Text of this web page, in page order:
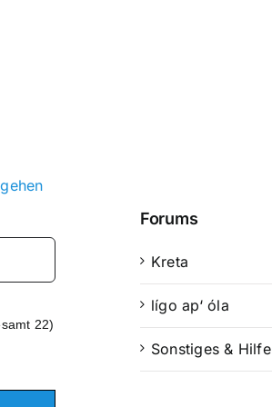
22)
Forums
Kreta
lígo ap‘ óla
Sonstiges & Hilfe